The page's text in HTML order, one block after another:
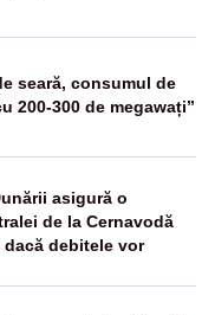
seară, consumul de
200-300 de megawați”
asigură o
de la Cernavodă
debitele vor